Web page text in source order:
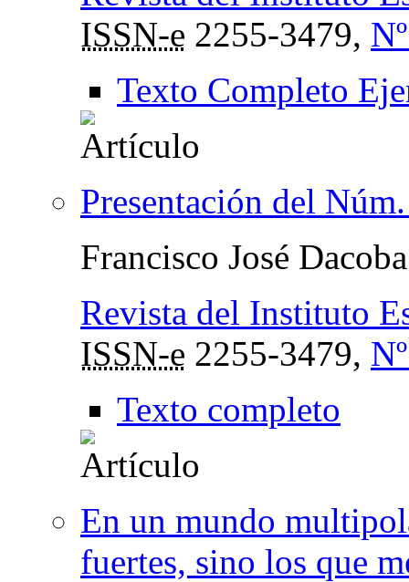
ISSN-e 2255-3479,
Texto Completo
Presentación del
Francisco José
Revista del Instituto
ISSN-e 2255-3479,
Texto completo
En un mundo
fuertes, sino los que